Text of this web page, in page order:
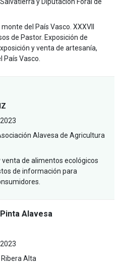
del País Vasco. XXXVII
de Pastor. Exposición de
y venta de artesanía,
Vasco.
Alavesa de Agricultura
de alimentos ecológicos
de información para
Alavesa
Alta